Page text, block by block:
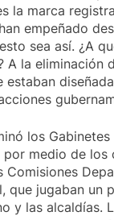
la marca
empeñado
sea así. ¿A
A la eliminación
estaban
los
medio de los
Comisiones
que jugaban un
y las alcaldías.